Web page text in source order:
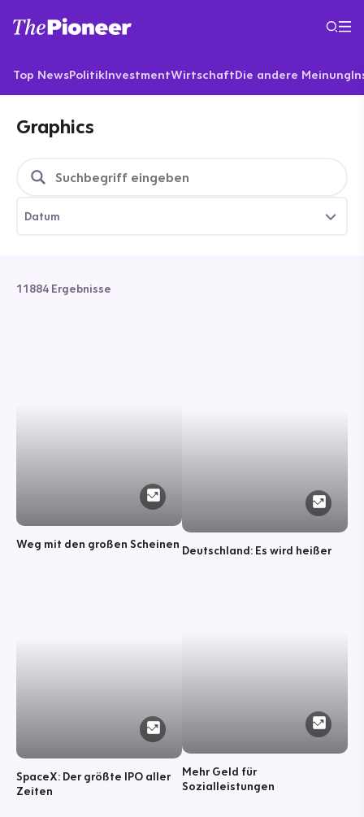
Top NewsPolitikInvestmentWirtschaftDie andere Meinung
Graphics
Datum
11884 Ergebnisse
Weg mit den großen Scheinen
SpaceX: Der größte IPO aller
Zeiten
Deutschland: Es wird heißer
Mehr Geld für
Sozialleistungen